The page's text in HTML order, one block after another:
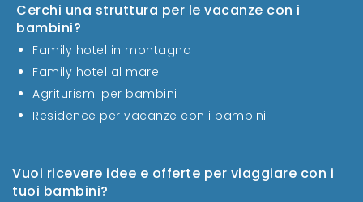
Vuoi ricevere idee e offerte per viaggiare con i
tuoi bambini?
Cerchi una struttura per le vacanze con i
bambini?
Family hotel in montagna
Family hotel al mare
Agriturismi per bambini
Residence per vacanze con i bambini